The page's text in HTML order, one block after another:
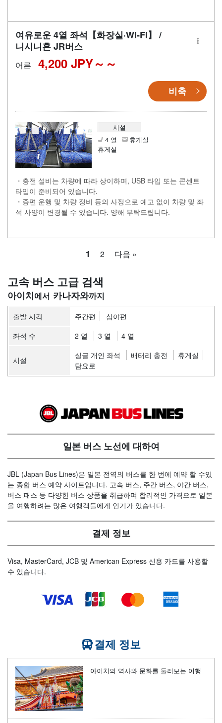
여유로운 4열 좌석【화장실·Wi-Fi】 /
니시니혼 JR버스
어른 4,200 JPY～
비축
시설
4 열
휴게실
휴게실
・충전 설비는 차량에 따라 상이하며, USB 타입 또는 콘센트
타입이 준비되어 있습니다.
・증편 운행 및 차량 정비 등의 사정으로 예고 없이 차량 및 좌
석 사양이 변경될 수 있습니다. 양해 부탁드립니다.
1 2 다음 »
고속 버스 고급 검색
아이치 카나자와
출발 시각 주간편
심야편
좌석 수
2 열 3 열 4 열
시설 싱글 개인 좌석 배터리 충전
휴게실
담요로
일본 버스 노선에 대하여
JBL (Japan Bus Lines)은 일본 전역의 버스를 한 번에 예약 할 수있
는 종합 버스 예약 사이트입니다. 고속 버스, 주간 버스, 야간 버스,
버스 패스 등 다양한 버스 상품을 취급하며 합리적인 가격으로 일본
을 여행하려는 많은 여행객들에게 인기가 있습니다.
결제 정보
Visa, MasterCard, JCB 및 American Express 신용 카드를 사용할
수 있습니다.
결제 정보
아이치의 역사와 문화를 둘러보는 여행